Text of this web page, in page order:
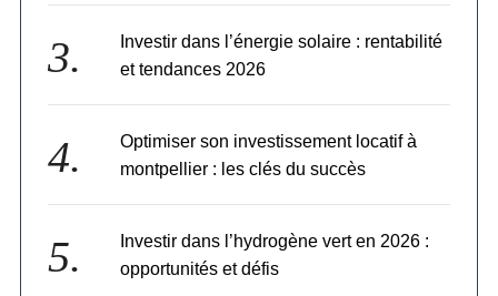
Investir dans l’énergie solaire : rentabilité
et tendances 2026
Optimiser son investissement locatif à
montpellier : les clés du succès
Investir dans l’hydrogène vert en 2026 :
opportunités et défis